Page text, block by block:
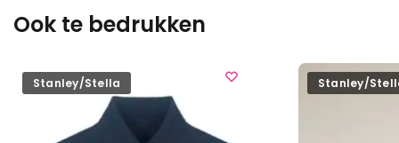
Ook te bedrukken
Stanley/Stella Stanley/